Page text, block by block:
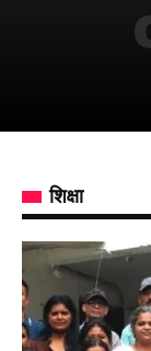
शिक्षा